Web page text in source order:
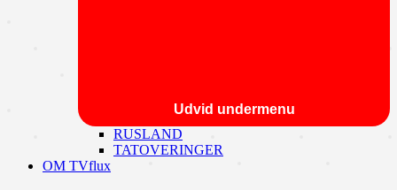
Udvid undermenu
RUSLAND
TATOVERINGER
OM TVflux